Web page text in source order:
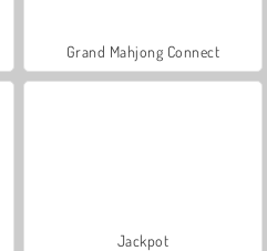
Grand Mahjong Connect
Jackpot